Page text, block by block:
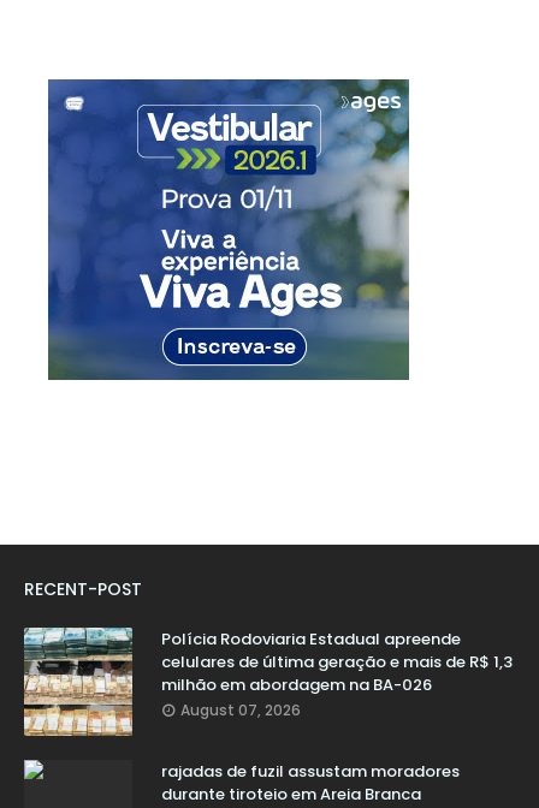
RECENT-POST
Polícia Rodoviaria Estadual apreende
celulares de última geração e mais de R$ 1,3
milhão em abordagem na BA-026
August 07, 2026
rajadas de fuzil assustam moradores
durante tiroteio em Areia Branca